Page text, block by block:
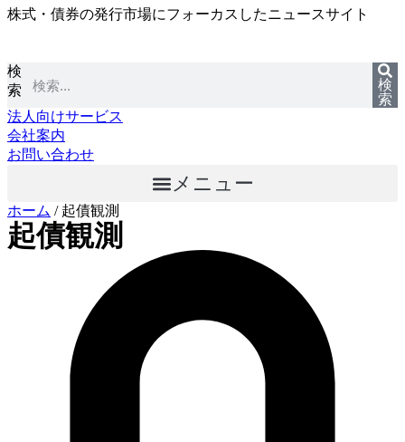
コ
ン
ツ
に
ス
キ
ッ
株式・債券の発行市場にフォーカスしたニュースサイト
検
索
検
索
法人向けサービス
会社案内
お問い合わせ
メニュー
ホーム / 起債観測
起債観測